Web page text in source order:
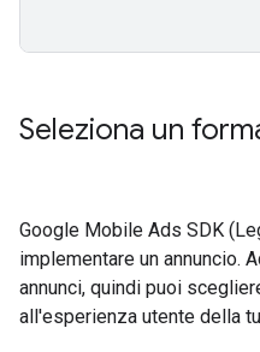
Seleziona un
Google Mobile Ads SDK
implementare un annuncio.
annunci, quindi puoi
all'esperienza utente della